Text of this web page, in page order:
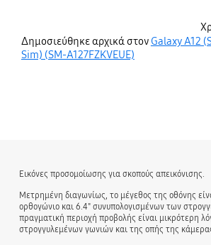
Δημοσιεύθηκε αρχικά στον Galaxy A12
Sim) (SM-A127FZKVEUE)
Εικόνες προσομοίωσης για σκοπούς απεικόνισης.
Μετρημένη διαγωνίως, το μέγεθος της οθόνης
ορθογώνιο και 6.4" συνυπολογισμένων των
πραγματική περιοχή προβολής είναι μικρότερη
στρογγυλεμένων γωνιών και της οπής της